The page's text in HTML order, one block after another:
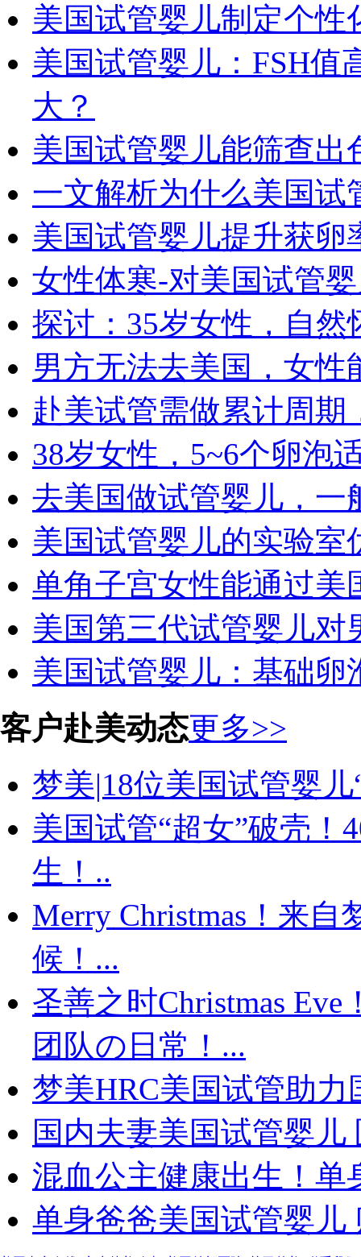
美国试管婴儿制定个
美国试管婴儿：FSH值
大？
美国试管婴儿能筛查
一文解析为什么美国试
美国试管婴儿提升获
女性体寒-对美国试管
探讨：35岁女性，自
男方无法去美国，女
赴美试管需做累计周
38岁女性，5~6个卵泡
去美国做试管婴儿，一
美国试管婴儿的实验
单角子宫女性能通过美
美国第三代试管婴儿对
美国试管婴儿：基础卵
客户赴美动态更多>>
梦美|18位美国试管婴
美国试管“超女”破壳！
生！..
Merry Christmas！来
候！...
圣善之时Christmas
团队の日常！...
梦美HRC美国试管助
国内夫妻美国试管婴
混血公主健康出生！单
单身爸爸美国试管婴儿